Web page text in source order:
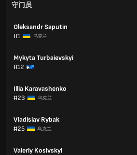
守门员
Oleksandr Saputin
#1
乌克兰
Mykyta Turbaievskyi
#12
Illia Karavashenko
#23
乌克兰
Vladislav Rybak
#25
乌克兰
Valeriy Kosivskyi